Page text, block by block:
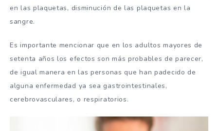
en las plaquetas, disminución de las plaquetas en la
sangre.
Es importante mencionar que en los adultos mayores de
setenta años los efectos son más probables de parecer,
de igual manera en las personas que han padecido de
alguna enfermedad ya sea gastrointestinales,
cerebrovasculares, o respiratorios.